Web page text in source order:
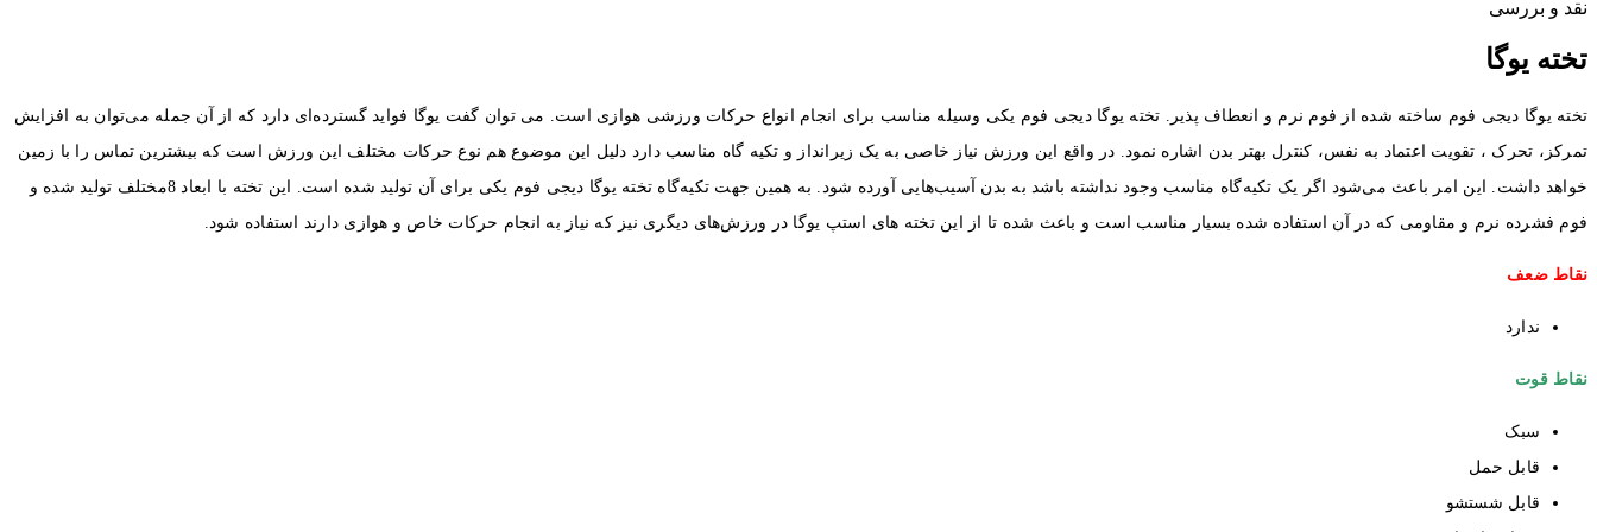
نقد و بررسی
تخته یوگا
تخته یوگا دیجی فوم ساخته شده از فوم نرم و انعطاف پذیر. تخته یوگا دیجی فوم یکی وسیله مناسب برای انجام انواع حرکات ورزشی هوازی است. می توان گفت یوگا فواید گسترده‌ای دارد که از آن جمله می‌توان به افزایش
تمرکز، تحرک ، تقویت اعتماد به نفس، کنترل بهتر بدن اشاره نمود. در واقع این ورزش نیاز خاصی به یک زیر‌انداز و تکیه گاه مناسب دارد دلیل این موضوع هم نوع حرکات مختلف این ورزش است که بیشترین تماس را با زمین
خواهد داشت. این امر باعث می‌شود اگر یک تکیه‌گاه مناسب وجود نداشته باشد به بدن آسیب‌هایی آورده شود. به همین جهت تکیه‌گاه‌ تخته یوگا دیجی فوم یکی برای آن تولید شده است. این تخته با ابعاد 8مختلف تولید شده و
فوم فشرده‌ نرم و مقاومی که در آن استفاده شده بسیار مناسب است و باعث شده تا از این تخته های استپ یوگا در ورزش‌های دیگری نیز که نیاز به انجام حرکات خاص و هوازی دارند استفاده شود.
نقاط ضعف
ندارد
نقاط قوت
سبک
قابل حمل
قابل شستشو